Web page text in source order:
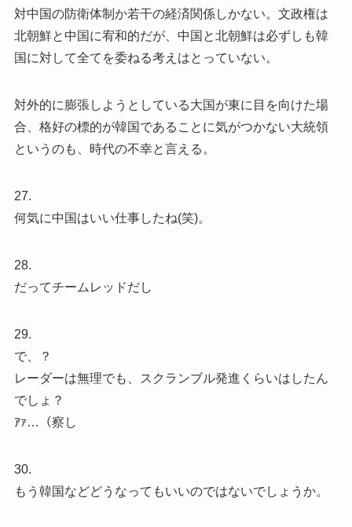
対中国の防衛体制か若干の経済関係しかない。文政権は
北朝鮮と中国に宥和的だが、中国と北朝鮮は必ずしも韓
国に対して全てを委ねる考えはとっていない。
対外的に膨張しようとしている大国が東に目を向けた場
合、格好の標的が韓国であることに気がつかない大統領
というのも、時代の不幸と言える。
27.
何気に中国はいい仕事したね(笑)。
28.
だってチームレッドだし
29.
で、？
レーダーは無理でも、スクランブル発進くらいはしたん
でしょ？
ｱｧ…（察し
30.
もう韓国などどうなってもいいのではないでしょうか。